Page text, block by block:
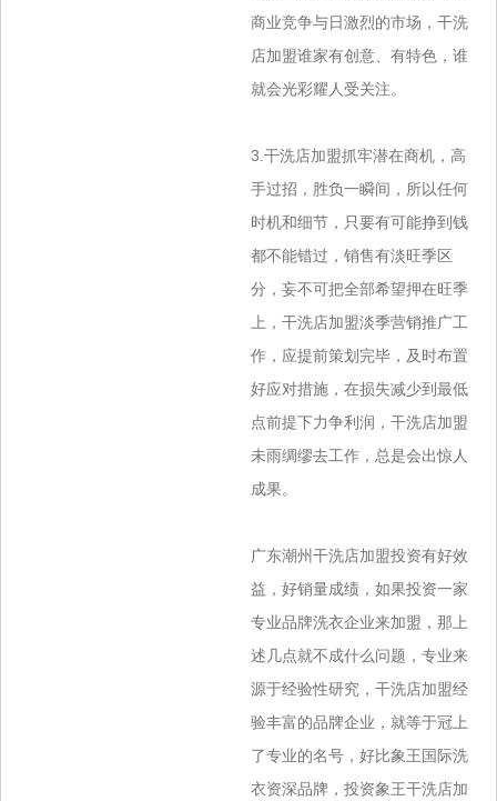
商业竞争与日激烈的市场，干洗
店加盟谁家有创意、有特色，谁
就会光彩耀人受关注。
3.干洗店加盟抓牢潜在商机，高
手过招，胜负一瞬间，所以任何
时机和细节，只要有可能挣到钱
都不能错过，销售有淡旺季区
分，妄不可把全部希望押在旺季
上，干洗店加盟淡季营销推广工
作，应提前策划完毕，及时布置
好应对措施，在损失减少到最低
点前提下力争利润，干洗店加盟
未雨绸缪去工作，总是会出惊人
成果。
广东潮州干洗店加盟投资有好效
益，好销量成绩，如果投资一家
专业品牌洗衣企业来加盟，那上
述几点就不成什么问题，专业来
源于经验性研究， 干洗店加盟经
验丰富的品牌企业，就等于冠上
了专业的名号，好比象王国际洗
衣资深品牌，投资象王干洗店加